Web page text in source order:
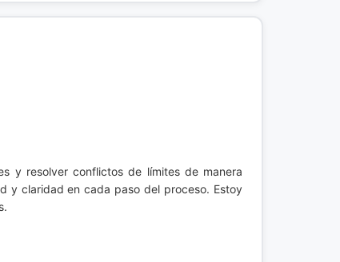
y resolver conflictos de límites de manera
y claridad en cada paso del proceso. Estoy